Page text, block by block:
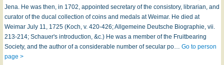
Jena. He was then, in 1702, appointed secretary of the consistory, librarian, and
curator of the ducal collection of coins and medals at Weimar. He died at
Weimar July 11, 1725 (Koch, v. 420-426; Allgemeine Deutsche Biographie, vii.
213-214; Schauer's introduction, &c.) He was a member of the Fruitbearing
Society, and the author of a considerable number of secular po… Go to person
page >